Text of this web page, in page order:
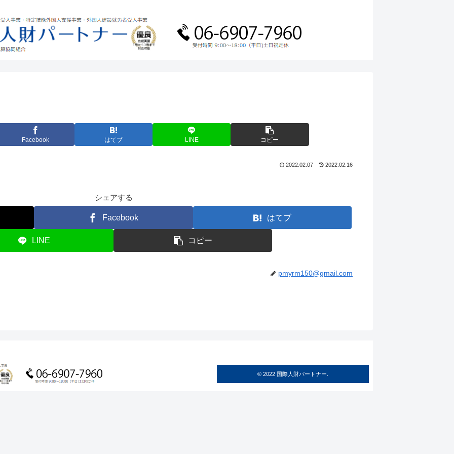
Facebook はてブ LINE コピー
2022.02.07 2022.02.16
シェアする
Facebook はてブ
LINE コピー
pmyrm150@gmail.com
© 2022 国際人財パートナー.